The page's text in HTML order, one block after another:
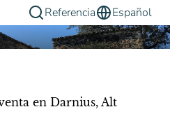
Referencia
Español
en Darnius, Alt